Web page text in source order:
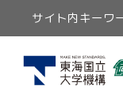
サイト内キーワ